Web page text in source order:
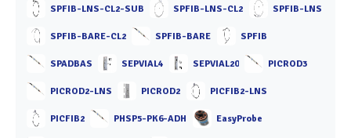
SPFIB-LNS-CL2-SUB SPFIB-LNS-CL2 SPFIB-LNS
SPFIB-BARE-CL2 SPFIB-BARE SPFIB
SPADBAS SEPVIAL4 SEPVIAL20 PICROD3
PICROD2-LNS PICROD2 PICFIB2-LNS
PICFIB2 PHSP5-PK6-ADH EasyProbe